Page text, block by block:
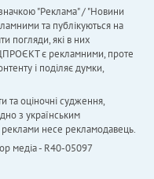
"Реклама" / "Новини
та публікуються на
погляди, які в них
є рекламними, проте
і поділяє думки,
та оціночні судження,
з українським
реклами несе рекламодавець.
медіа - R40-05097